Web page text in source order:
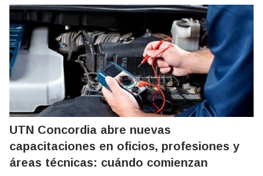
UTN Concordia abre nuevas
capacitaciones en oficios, profesiones y
áreas técnicas: cuándo comienzan